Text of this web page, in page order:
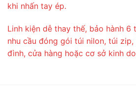
khi nhấn tay ép.
Linh kiện dễ thay thế, bảo hành 6
nhu cầu đóng gói túi nilon, túi
đình, cửa hàng hoặc cơ sở kinh